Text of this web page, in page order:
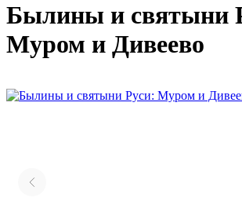
Былины и святыни
Муром и Дивеево